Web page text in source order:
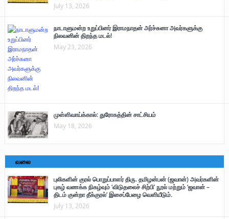
July 13, 2026
நாடாளுமன்ற உறுப்பினர் இராமநாதன் அர்ச்சுனா அவர்களுக்கு
நிலவனின் திறந்த மடல்!
May 23, 2026
முள்ளிவாய்க்கால்: துரோகத்தின் சாட்சியம்
May 18, 2026
வலை
புலிகளின் குரல் பொறுப்பாளர் திரு. தமிழன்பன் (ஜவான்) அவர்களின்
புகழ் வணக்க நிகழ்வும் ‘விடுதலைச் சிற்பி’ நூல் மற்றும் ‘ஜவான் –
திடம் குன்றா தீக்குரல்’ இசைப்பேழை வெளியீடும்.
July 13, 2026